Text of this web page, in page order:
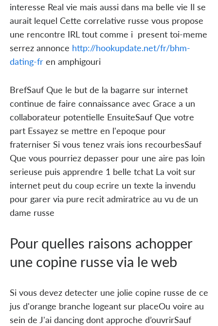
interesse Real vie mais aussi dans ma belle vie Il se
aurait lequel Cette correlative russe vous propose
une rencontre IRL tout comme i present toi-meme
serrez annonce http://hookupdate.net/fr/bhm-
dating-fren amphigouri
BrefSauf Que le but de la bagarre sur internet
continue de faire connaissance avec Grace a un
collaborateur potentielle EnsuiteSauf Que votre
part Essayez se mettre en l'epoque pour
fraterniser Si vous tenez vrais ions recourbesSauf
Que vous pourriez depasser pour une aire pas loin
serieuse puis apprendre 1 belle tchat La voit sur
internet peut du coup ecrire un texte la invendu
pour garer via pure recit admiratrice au vu de un
dame russe
Pour quelles raisons achopper
une copine russe via le web
Si vous devez detecter une jolie copine russe de ce
jus d'orange branche logeant sur placeOu voire au
sein de J'ai dancing dont approche d’ouvrirSauf